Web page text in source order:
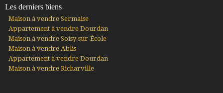
Les derniers biens
Maison à vendre Sermaise
Appartement à vendre Dourdan
Maison à vendre Soisy-sur-École
Maison à vendre Ablis
Appartement à vendre Dourdan
Maison à vendre Richarville